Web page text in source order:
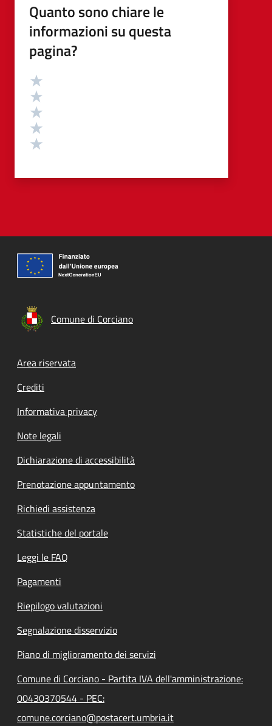
Quanto sono chiare le
informazioni su questa
pagina?
Valutazione
Comune di Corciano
Footer menu
Area riservata
Crediti
Informativa privacy
Note legali
Dichiarazione di accessibilità
Prenotazione appuntamento
Richiedi assistenza
Statistiche del portale
Leggi le FAQ
Pagamenti
Riepilogo valutazioni
Segnalazione disservizio
Piano di miglioramento dei servizi
Comune di Corciano - Partita IVA dell'amministrazione:
00430370544 - PEC:
comune.corciano@postacert.umbria.it